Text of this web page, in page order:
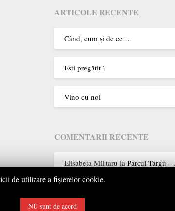
ARTICOLE RECENTE
Când, cum şi de ce …
Eşti pregătit ?
Vino cu noi
COMENTARII RECENTE
Elisabeta Militaru la Parcul Targu –
de utilizare a fişierelor cookie.
NU sunt de acord